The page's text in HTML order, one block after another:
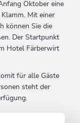
Oktober eine
Mit einer
können Sie die
Der Startpunkt
Hotel Färberwirt
für alle Gäste
steht der